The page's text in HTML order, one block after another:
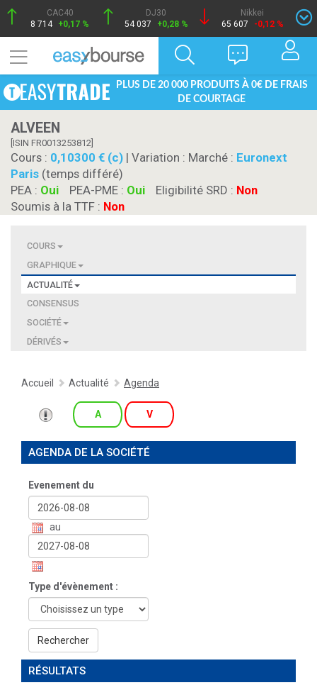
CAC40
8 714 +0,17 %
DJ30
54 037
+0,28 %
Nikkei
65 607
-0,12 %
PLUS DE 20 000 PRODUITS À 0€ DE FRAIS
DE COURTAGE
ALVEEN
[ISIN FR0013253812]
Cours : 0,10300 € (c) | Variation : Marché : Euronext
Paris (temps différé)
PEA : Oui PEA-PME : Oui Eligibilité SRD : Non
Soumis à la TTF : Non
COURS
GRAPHIQUE
ACTUALITÉ
CONSENSUS
SOCIÉTÉ
DÉRIVÉS
Accueil Actualité Agenda
A V
AGENDA DE LA SOCIÉTÉ
Evenement du
au
Type d'évènement :
Rechercher
RÉSULTATS